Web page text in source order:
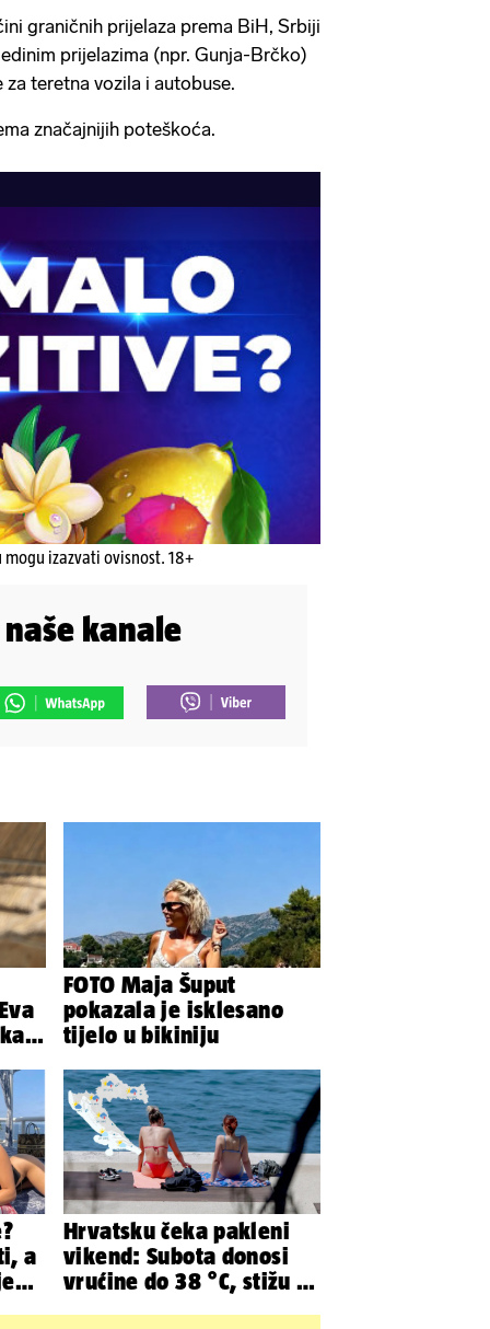
graničnih prijelaza prema BiH, Srbiji
prijelazima (npr. Gunja-Brčko)
teretna vozila i autobuse.
značajnijih poteškoća.
mogu izazvati ovisnost. 18+
kanale
FOTO Maja Šuput
pokazala je isklesano
tijelo u bikiniju
a
Hrvatsku čeka pakleni
vikend: Subota donosi
vrućine do 38 °C, stižu i